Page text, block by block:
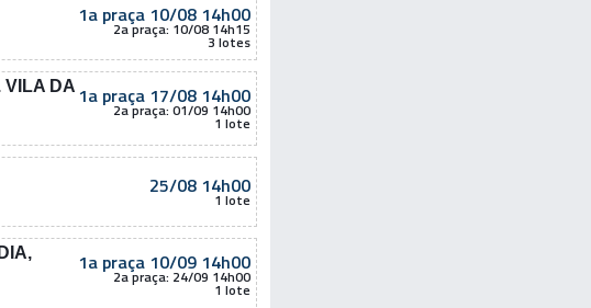
1a praça 10/08 14h00
2a praça: 10/08 14h15
3 lotes
VILA DA 1a praça 17/08 14h00
2a praça: 01/09 14h00
1 lote
25/08 14h00
1 lote
1a praça 10/09 14h00
2a praça: 24/09 14h00
1 lote